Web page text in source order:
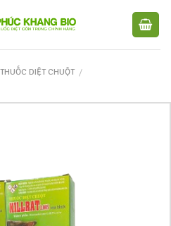
THUỐC DIỆT CHUỘT /